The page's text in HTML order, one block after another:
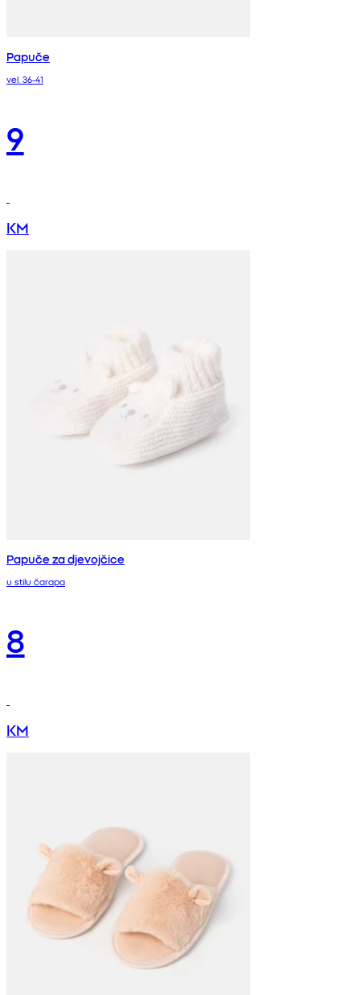
Papuče
vel. 36-41
9
KM
Papuče za djevojčice
u stilu čarapa
8
KM